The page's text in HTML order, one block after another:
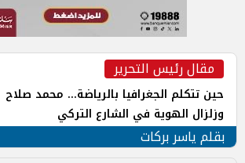
مقال رئيس التحرير
حين تتكلم الجغرافيا بالرياضة... محمد صلاح
وزلزال الهوية في الشارع التركي
بقلم ياسر بركات